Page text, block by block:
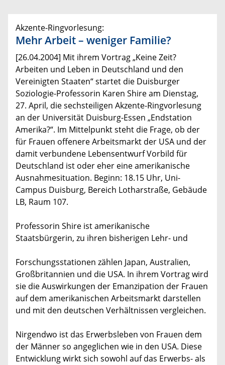
Akzente-Ringvorlesung:
Mehr Arbeit – weniger Familie?
[26.04.2004] Mit ihrem Vortrag „Keine Zeit?
Arbeiten und Leben in Deutschland und den
Vereinigten Staaten“ startet die Duisburger
Soziologie-Professorin Karen Shire am Dienstag,
27. April, die sechsteiligen Akzente-Ringvorlesung
an der Universität Duisburg-Essen „Endstation
Amerika?“. Im Mittelpunkt steht die Frage, ob der
für Frauen offenere Arbeitsmarkt der USA und der
damit verbundene Lebensentwurf Vorbild für
Deutschland ist oder eher eine amerikanische
Ausnahmesituation. Beginn: 18.15 Uhr, Uni-
Campus Duisburg, Bereich Lotharstraße, Gebäude
LB, Raum 107.
Professorin Shire ist amerikanische
Staatsbürgerin, zu ihren bisherigen Lehr- und
Forschungsstationen zählen Japan, Australien,
Großbritannien und die USA. In ihrem Vortrag wird
sie die Auswirkungen der Emanzipation der Frauen
auf dem amerikanischen Arbeitsmarkt darstellen
und mit den deutschen Verhältnissen vergleichen.
Nirgendwo ist das Erwerbsleben von Frauen dem
der Männer so angeglichen wie in den USA. Diese
Entwicklung wirkt sich sowohl auf das Erwerbs- als